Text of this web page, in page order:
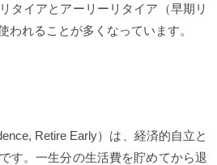
タイアとアーリーリタイア（早期リ
われることが多くなっています。
Retire Early）は、経済的自立と
す。一生分の生活費を貯めてから退